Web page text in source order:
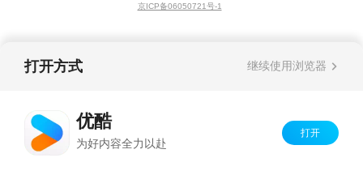
京ICP备06050721号-1
打开方式 继续使用浏览器
优酷
为好内容全力以赴
打开